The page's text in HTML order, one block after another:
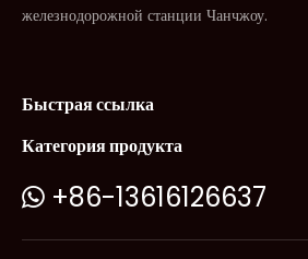
железнодорожной станции Чанчжоу.
Быстрая ссылка
Категория продукта
 +86-13616126637